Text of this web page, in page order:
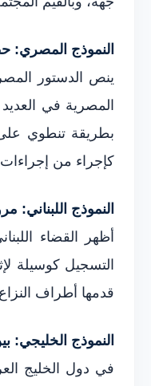
النموذج المصري:
المصرية في العديد
بطريقة تنطوي على
كإجراء من
النموذج اللبناني:
أظهر القضاء
التسجيل كوسيلة
قدمها أطراف
النموذج الخليجي:
في دول الخليج